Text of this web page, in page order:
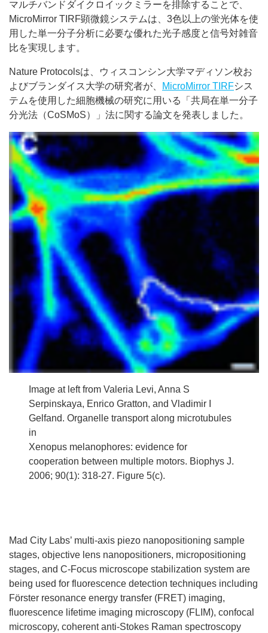
マルチバンドダイクロイックミラーを排除することで、
MicroMirror TIRF顕微鏡システムは、3色以上の蛍光体を使
用した単一分子分析に必要な優れた光子感度と信号対雑音
比を実現します。
Nature Protocolsは、ウィスコンシン大学マディソン校お
よびブランダイス大学の研究者が、
MicroMirror TIRFシス
テムを使用した細胞機械の研究に用いる「共局在単一分子
分光法（CoSMoS）」法に関する論文を発表しました。
Image at left from Valeria Levi, Anna S
Serpinskaya, Enrico Gratton, and Vladimir I
Gelfand. Organelle transport along microtubules
in
Xenopus melanophores: evidence for
cooperation between multiple motors. Biophys J.
2006; 90(1): 318-27. Figure 5(c).
Mad City Labs’ multi-axis piezo nanopositioning sample
stages, objective lens nanopositioners, micropositioning
stages, and C-Focus microscope stabilization system are
being used for fluorescence detection techniques including
Förster resonance energy transfer (FRET) imaging,
fluorescence lifetime imaging microscopy (FLIM), confocal
microscopy, coherent anti-Stokes Raman spectroscopy